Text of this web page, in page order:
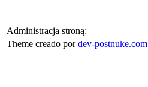
Administracja stroną:
Theme creado pordev-postnuke.com